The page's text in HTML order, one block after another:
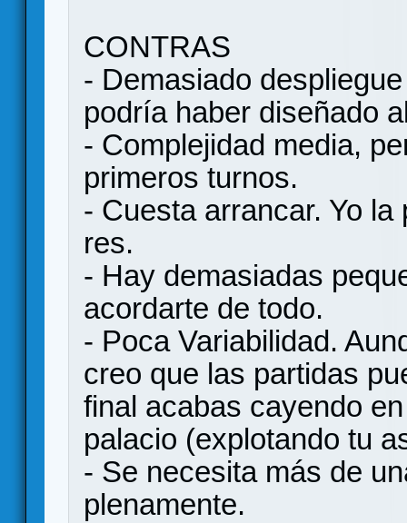
CONTRAS
- Demasiado
podría haber diseñado
- Complejidad media,
primeros turnos.
- Cuesta arrancar. Yo
res.
- Hay demasiadas
acordarte de todo.
- Poca Variabilidad.
creo que las partidas
final acabas cayendo
palacio (explotando tu
- Se necesita más de
plenamente.